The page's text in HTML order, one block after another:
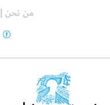
من نحن |